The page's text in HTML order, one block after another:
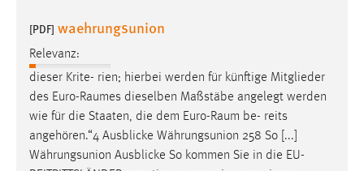
[PDF] waehrungsunion
Relevanz:
dieser Krite- rien; hierbei werden für künftige Mitglieder
des Euro-Raumes dieselben Maßstäbe angelegt werden
wie für die Staaten, die dem Euro-Raum be- reits
angehören.“4 Ausblicke Währungsunion 258 So [...]
Währungsunion Ausblicke So kommen Sie in die EU-